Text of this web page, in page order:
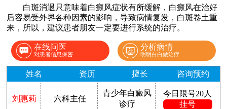
白斑消退只意味着白癜风症状有所缓解，白癜风在治好
后容易受外界各种因素的影响，导致病情复发，白斑卷土重
来，所以，建议患者朋友一定要进行系统的治疗。
在线问医
对患者信息保密
分析病情
明明白白做治疗
姓名 资历 擅长 咨询预约
刘惠莉 六科主任
青少年白癜风
诊疗
今日限号20人
挂号